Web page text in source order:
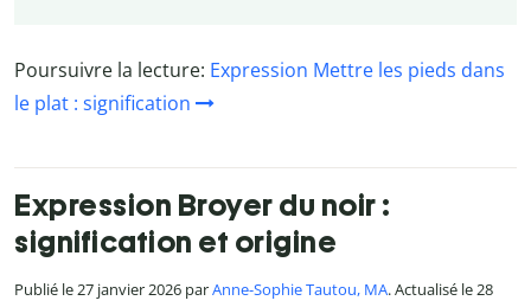
Poursuivre la lecture: Expression Mettre les pieds dans
le plat : signification
Expression Broyer du noir :
signification et origine
Publié le 27 janvier 2026 parAnne-Sophie Tautou, MA. Actualisé le 28